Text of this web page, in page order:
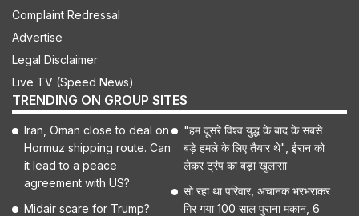
Complaint Redressal
Advertise
Legal Disclaimer
Live TV (Speed News)
TRENDING ON GROUP SITES
Iran, Oman close to deal on
Hormuz shipping route. Can
it lead to a peace
agreement with US?
Midair scare for Trump?
"हम दूसरे विश्व युद्ध के बाद के सबसे
बड़े हमले के लिए तैयार थे", ईरान को
लेकर ट्रंप का बड़ा खुलासा
सो रहा था परिवार, अचानक भरभराकर
गिर गया 100 साल पुराना मकान, 6